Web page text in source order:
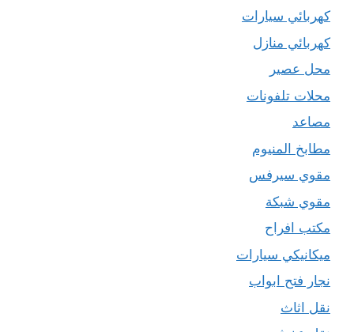
كهربائي سيارات
كهربائي منازل
محل عصير
محلات تلفونات
مصاعد
مطابخ المنيوم
مقوي سيرفس
مقوي شبكة
مكتب افراح
ميكانيكي سيارات
نجار فتح ابواب
نقل اثاث